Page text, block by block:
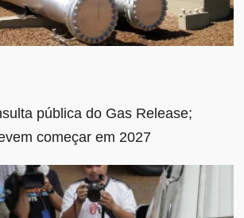
pública do Gas Release;
começar em 2027